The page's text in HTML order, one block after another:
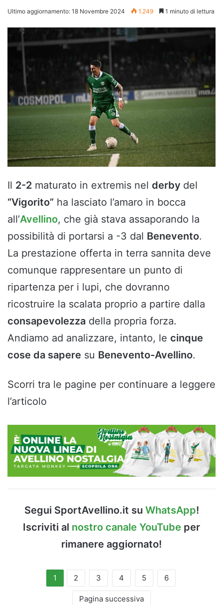
Ultimo aggiornamento: 18 Novembre 2024 1.249 1 minuto di lettura
Il 2-2 maturato in extremis nel derby del
“Vigorito” ha lasciato l’amaro in bocca
all’Avellino, che già stava assaporando la
possibilità di portarsi a -3 dal Benevento.
La prestazione offerta in terra sannita deve
comunque rappresentare un punto di
ripartenza per i lupi, che dovranno
ricostruire la scalata proprio a partire dalla
consapevolezza della propria forza.
Andiamo ad analizzare, intanto, le cinque
cose da sapere su Benevento-Avellino.
Scorri tra le pagine per continuare a leggere
l’articolo
Segui SportAvellino.it su WhatsApp!
Iscriviti al nostro canale YouTube per
rimanere aggiornato!
1 2 3 4 5 6
Pagina successiva